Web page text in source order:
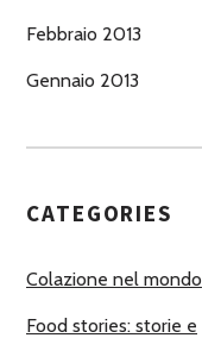
Febbraio 2013
Gennaio 2013
CATEGORIES
Colazione nel mondo
Food stories: storie e